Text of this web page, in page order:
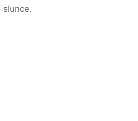
slunce.